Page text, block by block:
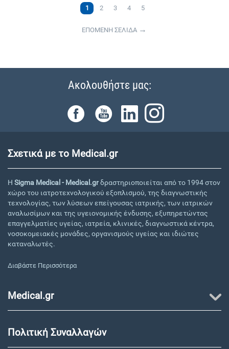
1 2 3 4 5
ΕΠΟΜΕΝΗ ΣΕΛΙΔΑ
Ακολουθήστε μας:
Σχετικά με το Medical.gr
Η Sigma Medical - Medical.grδραστηριοποιείται από το 1994 στον
χώρο του ιατροτεχνολογικού εξοπλισμού, της διαγνωστικής
τεχνολογίας, των λύσεων επείγουσας ιατρικής, των ιατρικών
αναλωσίμων και της υγειονομικής ένδυσης, εξυπηρετώντας
επαγγελματίες υγείας, ιατρεία, κλινικές, διαγνωστικά κέντρα,
νοσοκομειακές μονάδες, οργανισμούς υγείας και ιδιώτες
καταναλωτές.
Διαβάστε Περισσότερα
Medical.gr
Πολιτική Συναλλαγών